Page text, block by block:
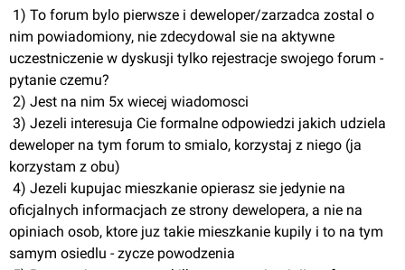
nim powiadomiony, nie zdecydowal sie na aktywne
uczestniczenie w dyskusji tylko rejestracje swojego forum -
pytanie czemu?
2) Jest na nim 5x wiecej wiadomosci
deweloper na tym forum to smialo, korzystaj z niego (ja
korzystam z obu)
oficjalnych informacjach ze strony dewelopera, a nie na
opiniach osob, ktore juz takie mieszkanie kupily i to na tym
samym osiedlu - zycze powodzenia